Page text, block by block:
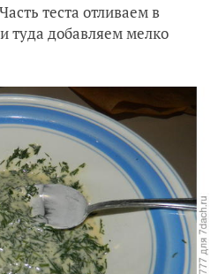
теста отливаем в
туда добавляем мелко